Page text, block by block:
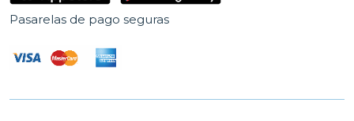
Pasarelas de pago seguras